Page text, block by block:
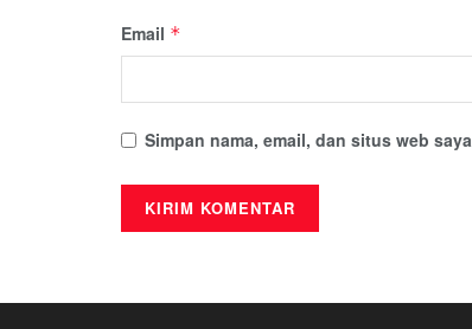
Email *
Simpan nama, email, dan situs web